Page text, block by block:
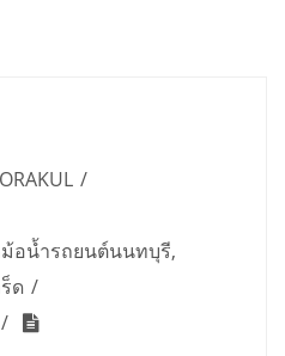
อน้ำรถยนต์นนทบุรี,
ด